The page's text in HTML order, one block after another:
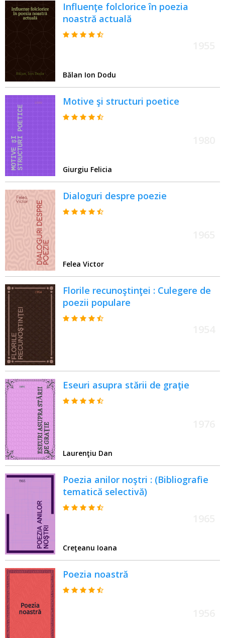
Influenţe folclorice în poezia
noastră actuală
Bălan Ion Dodu
Motive şi structuri poetice
Giurgiu Felicia
Dialoguri despre poezie
Felea Victor
Florile recunoştinţei : Culegere de
poezii populare
Eseuri asupra stării de graţie
Laurenţiu Dan
Poezia anilor noştri : (Bibliografie
tematică selectivă)
Creţeanu Ioana
Poezia noastră